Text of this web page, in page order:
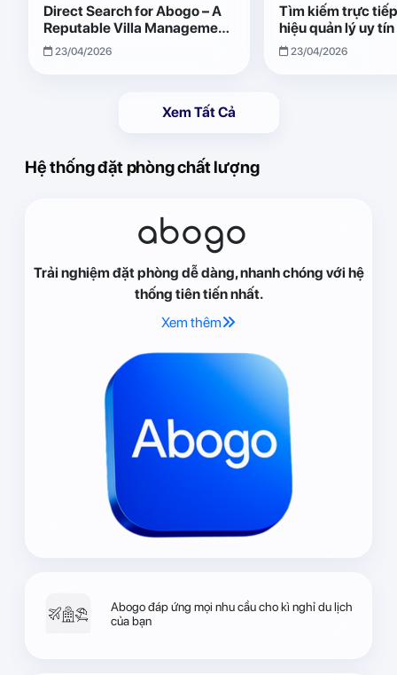
Direct Search for Abogo – A
Reputable Villa Management
Brand with Transparent and
Effective Operations
23/04/2026
Tìm kiếm trực
hiệu quản lý uy
Giải pháp vận
quả, minh bạch
23/04/2026
Xem Tất Cả
Hệ thống đặt phòng chất lượng
abogo
Trải nghiệm đặt phòng dễ dàng, nhanh chóng với hệ
thống tiên tiến nhất.
Xem thêm
Abogo đáp ứng mọi nhu cầu cho kì nghỉ du lịch
của bạn